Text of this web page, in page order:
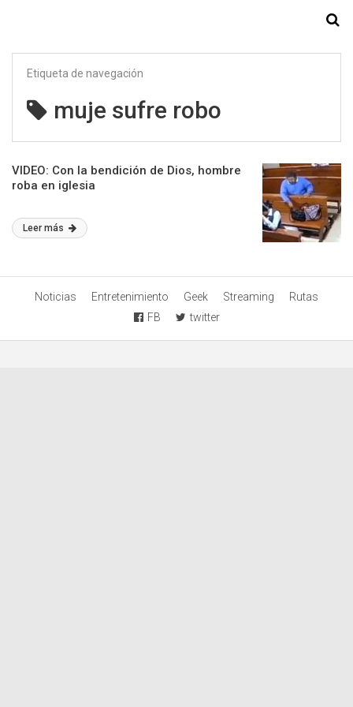
Etiqueta de navegación
muje sufre robo
VIDEO: Con la bendición de Dios, hombre
roba en iglesia
Leer más
Noticias Entretenimiento Geek Streaming
Rutas
FB
twitter